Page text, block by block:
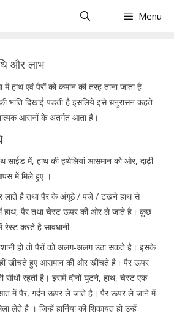
Menu
और लाभ
एवं पैरों को कमान की तरह ताना जाता है
भांति दिखाई पडती है इसलिये इसे धनुरासन कहते
आसनों के अंतर्गत आता है।
साईड में, हाथ की हथेलियां आसमान को ओर, दाढ़ी
में मिले हुए ।
लाते है तथा पैर के अंगूठे / पंजे / टखने हाथ से
हाथ, पैर तथा चेस्ट ऊपर की ओर ले जाते है। कुछ
करते है सावधानी
हो तो पैरों को अलग-अलग उठा सकते है। इसके
खीचते हुए आसमान की ओर खींचते है। पैर ऊपर
सीधी रहती है। इसमें दोनों घुटने, हाथ, चेस्ट एक
में पैर, गर्दन ऊपर ले जाते है। पैर ऊपर ले जाने में
लेते है । जिन्हें हार्निया की शिकायत हो उन्हें